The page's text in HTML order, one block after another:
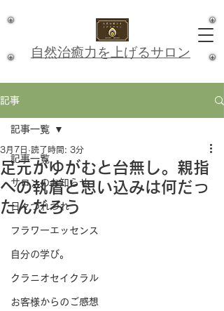
​自然治癒力を上げるサロン
記事
記事一覧
サロンのお知らせ
日々つれづれ
フラワーエッセンス
自分の学び。
クラニオセイクラル
お客様からのご感想
記事一覧
足元がゆがむと台無し。親指
への執着と思い込みは何だっ
たんだろう
3月7日 読了時間: 3分